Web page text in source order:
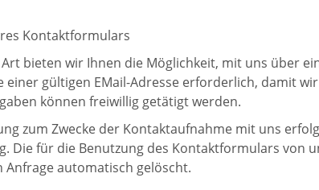
Kontaktformulars
Art bieten wir Ihnen die Möglichkeit, mit uns über
einer gültigen EMail-Adresse erforderlich, damit
können freiwillig getätigt werden.
zum Zwecke der Kontaktaufnahme mit uns
Die für die Benutzung des Kontaktformulars von
Anfrage automatisch gelöscht.